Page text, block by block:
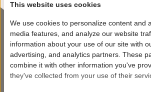
This website uses cookies
We use cookies to personalize content and
media features, and analyze our website
information about your use of our site with
advertising, and analytics partners. These
combine it with other information you've
they've collected from your use of their